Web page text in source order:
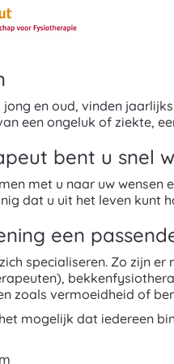
jong en oud, vinden
een ongeluk of ziekte,
bent u snel
met u naar uw wensen
dat u uit het leven kunt
een
specialiseren. Zo zijn
zoals vermoeidheid of
mogelijk dat iedereen